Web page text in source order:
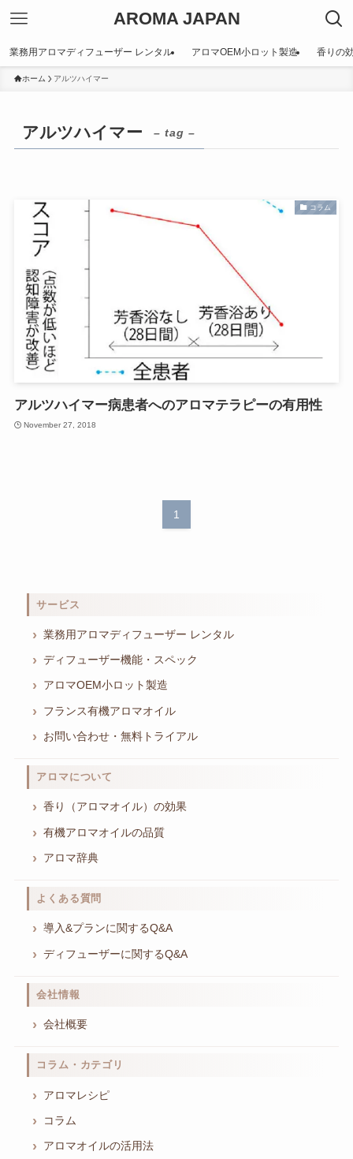
AROMA JAPAN
業務用アロマディフューザー レンタル アロマOEM小ロット製造 香りの
ホーム アルツハイマー
アルツハイマー – tag –
コラム
アルツハイマー病患者へのアロマテラピーの有用性
November 27, 2018
1
サービス
業務用アロマディフューザー レンタル
ディフューザー機能・スペック
アロマOEM小ロット製造
フランス有機アロマオイル
お問い合わせ・無料トライアル
アロマについて
香り（アロマオイル）の効果
有機アロマオイルの品質
アロマ辞典
よくある質問
導入&プランに関するQ&A
ディフューザーに関するQ&A
会社情報
会社概要
コラム・カテゴリ
アロマレシピ
コラム
アロマオイルの活用法